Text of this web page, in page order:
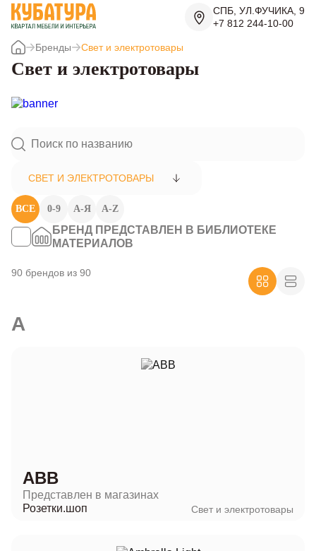
СПБ, УЛ.ФУЧИКА, 9
+7 812 244-10-00
Бренды Свет и электротовары
Свет и электротовары
СВЕТ И ЭЛЕКТРОТОВАРЫ
ВСЕ 0-9 А-Я A-Z
БРЕНД ПРЕДСТАВЛЕН В БИБЛИОТЕКЕ
МАТЕРИАЛОВ
90 брендов из 90
A
ABB
Представлен в магазинах
Розетки.шоп
Свет и электротовары